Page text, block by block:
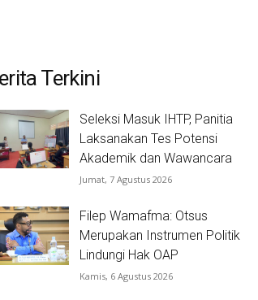
Terkini
Seleksi Masuk IHTP, Panitia
Laksanakan Tes Potensi
Akademik dan Wawancara
Jumat, 7 Agustus 2026
Filep Wamafma: Otsus
Merupakan Instrumen Politik
Lindungi Hak OAP
Kamis, 6 Agustus 2026